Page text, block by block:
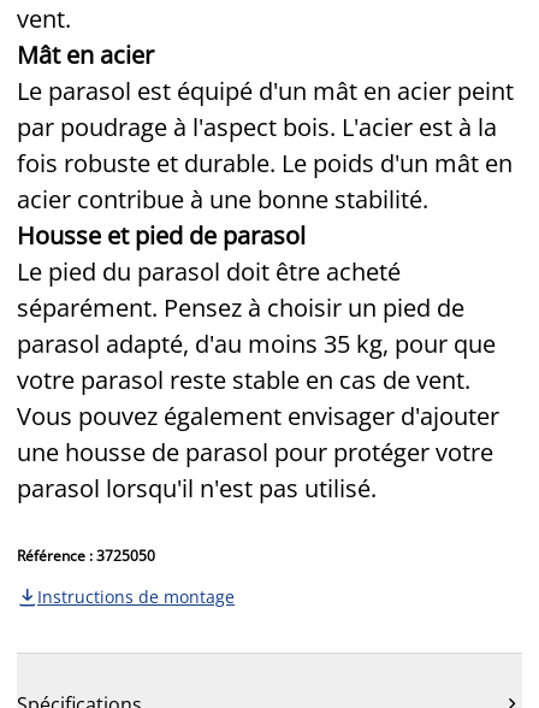
vent.
Mât en acier
Le parasol est équipé d'un mât en acier peint
par poudrage à l'aspect bois. L'acier est à la
fois robuste et durable. Le poids d'un mât en
acier contribue à une bonne stabilité.
Housse et pied de parasol
Le pied du parasol doit être acheté
séparément. Pensez à choisir un pied de
parasol adapté, d'au moins 35 kg, pour que
votre parasol reste stable en cas de vent.
Vous pouvez également envisager d'ajouter
une housse de parasol pour protéger votre
parasol lorsqu'il n'est pas utilisé.
Référence : 3725050
 Instructions de montage
